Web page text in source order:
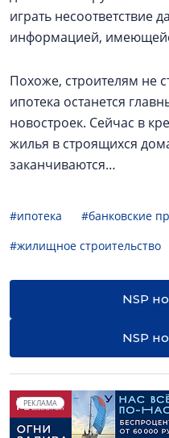
играть несоответствие
информацией,
Похоже, строителям не
ипотека останется
новостроек. Сейчас в
жилья в строящихся
заканчиваются…
#ипотека
#банковские
#жилищное строительство
NSP
NSP
РЕКЛАМА